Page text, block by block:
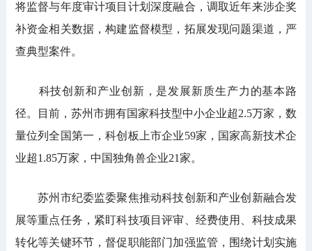
将监督与年度审计项目计划深度融合，调取近年来涉企奖
补资金相关数据，构建监督模型，拓展发现问题渠道，严
查典型案件。
科技创新和产业创新，是发展新质生产力的基本路
径。目前，苏州市拥有国家科技型中小企业超2.5万家，数
量位列全国第一，科创板上市企业59家，国家高新技术企
业超1.85万家，中国独角兽企业21家。
苏州市纪委监委聚焦推动科技创新和产业创新融合发
展等重点任务，紧盯科技项目评审、经费使用、科技成果
转化等关键环节，督促职能部门加强监管，围绕计划实施